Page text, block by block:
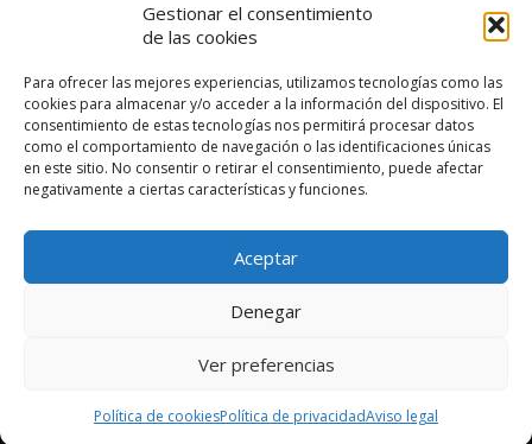
Gestionar el consentimiento
de las cookies
Para ofrecer las mejores experiencias, utilizamos tecnologías como las
cookies para almacenar y/o acceder a la información del dispositivo. El
consentimiento de estas tecnologías nos permitirá procesar datos
como el comportamiento de navegación o las identificaciones únicas
en este sitio. No consentir o retirar el consentimiento, puede afectar
negativamente a ciertas características y funciones.
Aceptar
Denegar
Ver preferencias
Política de cookiesPolítica de privacidadAviso legal
logo SID
Diseño web porSolucionetyCibernatural